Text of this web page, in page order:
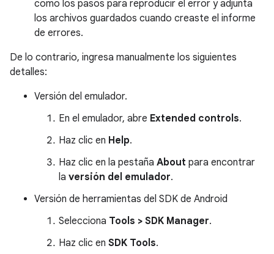
como los pasos para reproducir el error y adjunta
los archivos guardados cuando creaste el informe
de errores.
De lo contrario, ingresa manualmente los siguientes
detalles:
Versión del emulador.
En el emulador, abre Extended controls.
Haz clic en Help.
Haz clic en la pestaña About para encontrar
la versión del emulador.
Versión de herramientas del SDK de Android
Selecciona Tools > SDK Manager.
Haz clic en SDK Tools.